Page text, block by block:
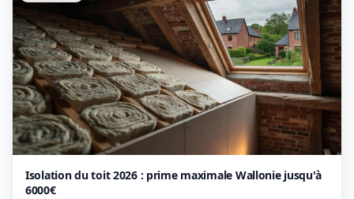
Isolation du toit 2026 : prime maximale Wallonie jusqu'à
6000€